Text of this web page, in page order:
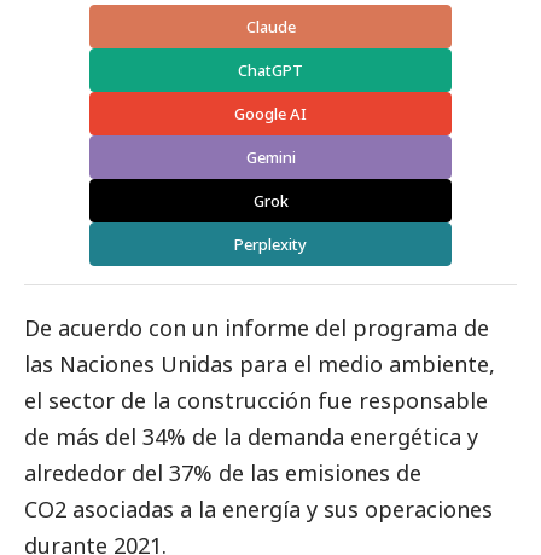
Claude
ChatGPT
Google AI
Gemini
Grok
Perplexity
De acuerdo con un informe del programa de
las Naciones Unidas para el medio ambiente,
el sector de la construcción fue responsable
de más del 34% de la demanda energética y
alrededor del 37% de las emisiones de
CO2 asociadas a la energía y sus operaciones
durante 2021.